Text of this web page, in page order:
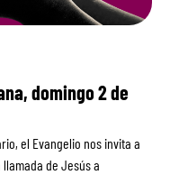
domingo 2 de
el Evangelio nos invita a
de Jesús a